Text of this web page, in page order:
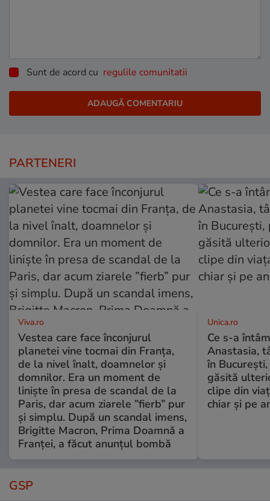
Sunt de acord cu regulile comunitatii
PARTENERI
Viva.ro
Vestea care face înconjurul
planetei vine tocmai din Franța,
de la nivel înalt, doamnelor și
domnilor. Era un moment de
liniște în presa de scandal de la
Paris, dar acum ziarele ”fierb” pur
și simplu. După un scandal imens,
Brigitte Macron, Prima Doamnă a
Franței, a făcut anunțul bombă
Unica.ro
Ce s-a
Anastasia,
în
găsită
clipe din
chiar și pe
GSP